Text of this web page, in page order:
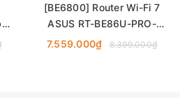
[BE6800] Router Wi-Fi 7
ASUS RT-BE86U-PRO-
Băng Thông BE6800, Cổng
7.559.000₫ 8.399.000₫